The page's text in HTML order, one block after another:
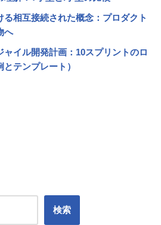
る相互接続された概念：プロダクト
へ
ャイル開発計画：10スプリントのロ
テンプレート）
検索